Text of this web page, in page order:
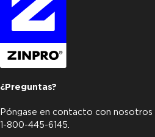
¿Preguntas?
Póngase en contacto con nosotros
1-800-445-6145.